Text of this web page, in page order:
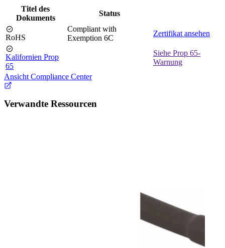
Titel des
Dokuments
Status
RoHS
Compliant with
Exemption 6C
Zertifikat ansehen
Kalifornien Prop
65
Siehe Prop 65-
Warnung
Ansicht Compliance Center
Verwandte Ressourcen